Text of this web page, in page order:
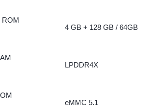
ROM
4 GB + 128 GB / 64GB
LPDDR4X
eMMC 5.1